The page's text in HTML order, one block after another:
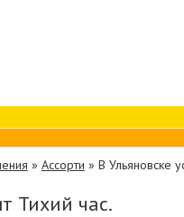
» Ассорти » В Ульяновске
Тихий час.